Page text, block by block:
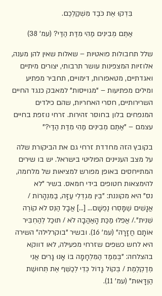
בִּדְקוּ אֶת כֹּבֶד מִשְׁקַלְכֶם.
אַתֶּם מְבִינִים מַהִי מִדַּת הַדַּי? (עמ' 38)
שלל תחבולות פואטיות – שאלות שאין להן מענה,
אלוזיות המצפינות עושר תרבותי, יצורים מיתיים
ואגדתיים, מטאפורות, דימויים, תחביר מפתיע
ומילים מפתיעות – "מגוייסות" למאבק כנגד החיים
השרירותיים, חסרי האחריות, שהם כילדים
המנפחים בלון בחוסר זהירות. זרחי נוזפת בחיים
עצמם – "אַתֶּם מְבִינִים מַהִי מִדַּת הַדַּי?"
בקובץ הזה מחדדת זרחי גם את הביקורת שלה
על מצב העניינים הפוליטי בישראל. יש בו שירים
המתייחסים באופן מפורש למציאות של מלחמה,
להימצאות חטופים בידי חמאס. בשיר "לא
נס" היא מקוננת: "בֵּין מִגְדְּלֵי עַזָּה, בַּמִּנְהָרוֹת /
אֲנָשִׁים שֶׁמָּסְרוּ נַפְשָׁם... [...] אֲבָל הַנֵּס לֹא קוֹרֶה
שֵׁנִית"./ אֲפִלּוּ מַכַּת הָאַהֲבָה לֹא / תּוּכַל לְהַחְבִּיר
אוֹתָם חֲזָרָה" (עמ' 16). ובשיר "בוקרלילה" השירה
היא לחש כשפים שזרחי מפעילה, לאו דווקא
בהצלחה: "בְּמֵמַד הַמִּלְחָמָה בּוֹ אָנוּ גָּרִים אֲנִי
מְדַקְלֶמֶת / בְּקוֹל גָּדוֹל כְּדֵי לְכַשֵּׁף אֶת תְּחוּשַׁת
הַוַּדָּאוּת" (עמ' 11).